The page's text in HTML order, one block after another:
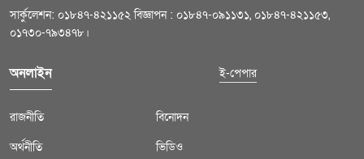
সার্কুলেশন: ০১৮৪৭-৪২১১৫২ বিজ্ঞাপন : ০১৮৪৭-০৯১১৩১, ০১৮৪৭-৪২১১৫৩,
০১৭৩০-৭৯৩৪৭৮।
অনলাইন ই-পেপার
রাজনীতি
অর্থনীতি
বিনোদন
ভিডিও